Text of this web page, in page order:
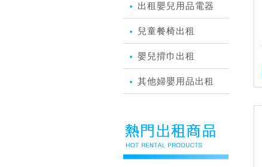
出租嬰兒用品電器
兒童餐椅出租
嬰兒揹巾出租
其他婦嬰用品出租